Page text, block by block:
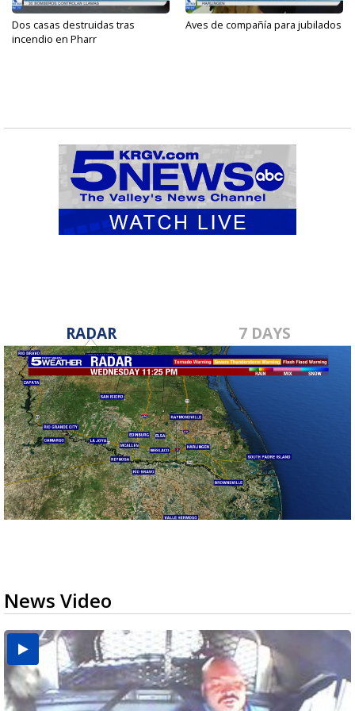
Dos casas destruidas tras
incendio en Pharr
Aves de compañía para jubilados
RADAR 7 DAYS
News Video